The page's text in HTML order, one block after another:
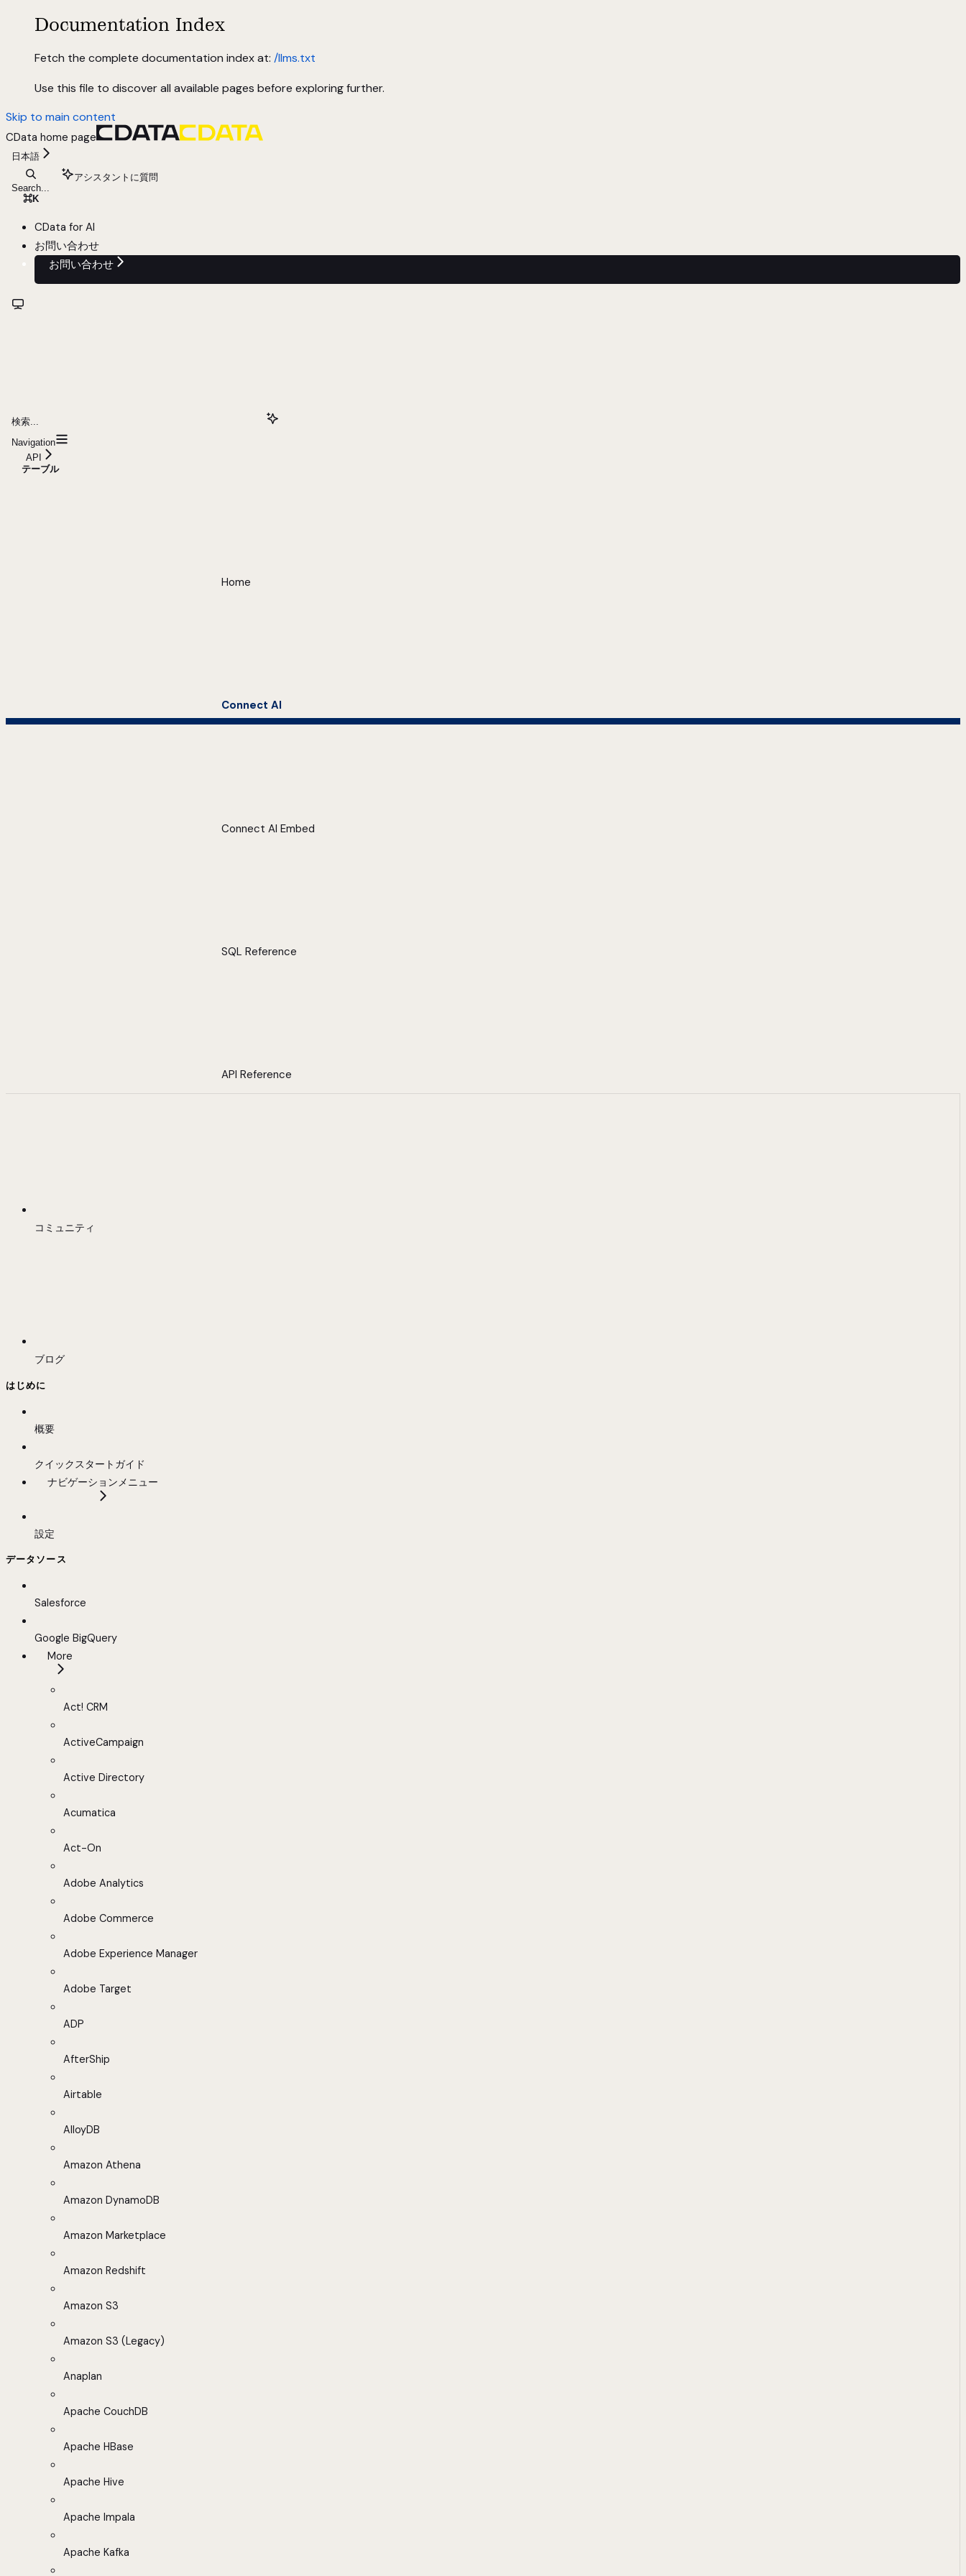
Documentation Index
Fetch the complete documentation index at: /llms.txt
Use this file to discover all available pages before exploring further.
Skip to main content
CData home page
日本語
Search...
⌘K
アシスタントに質問
CData for AI
お問い合わせ
お問い合わせ
検索...
Navigation
API
テーブル
Home
Connect AI
Connect AI Embed
SQL Reference
API Reference
コミュニティ
ブログ
はじめに
概要
クイックスタートガイド
ナビゲーションメニュー
設定
データソース
Salesforce
Google BigQuery
More
Act! CRM
ActiveCampaign
Active Directory
Acumatica
Act-On
Adobe Analytics
Adobe Commerce
Adobe Experience Manager
Adobe Target
ADP
AfterShip
Airtable
AlloyDB
Amazon Athena
Amazon DynamoDB
Amazon Marketplace
Amazon Redshift
Amazon S3
Amazon S3 (Legacy)
Anaplan
Apache CouchDB
Apache HBase
Apache Hive
Apache Impala
Apache Kafka